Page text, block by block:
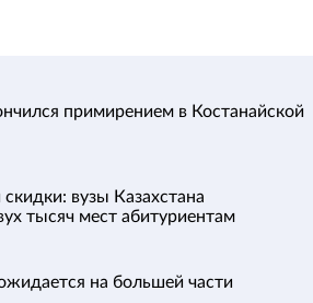
примирением в Костанайской
вузы Казахстана
тысяч мест абитуриентам
на большей части